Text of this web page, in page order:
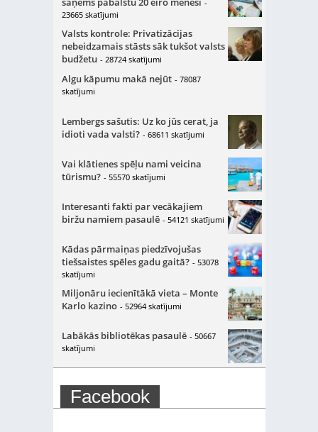
-
23665 skatījumi
Valsts kontrole: Privatizācijas
nebeidzamais stāsts sāk tukšot valsts
budžetu - 28724 skatījumi
Algu kāpumu makā nejūt - 78087
skatījumi
Lembergs sašutis: Uz ko jūs cerat, ja
idioti vada valsti? - 68611 skatījumi
Vai klātienes spēļu nami veicina
tūrismu? - 55570 skatījumi
Interesanti fakti par vecākajiem
biržu namiem pasaulē - 54121 skatījumi
Kādas pārmaiņas piedzīvojušas
tiešsaistes spēles gadu gaitā? - 53078
skatījumi
Miljonāru iecienītākā vieta – Monte
Karlo kazino - 52964 skatījumi
Labākās bibliotēkas pasaulē - 50667
skatījumi
Facebook